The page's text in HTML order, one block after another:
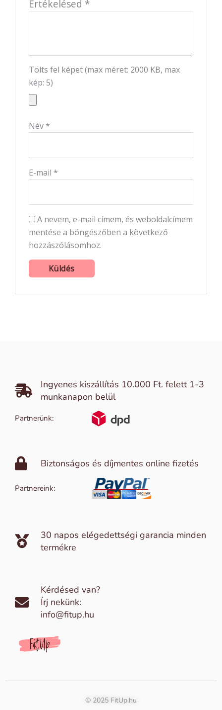
Értékelésed *
Tölts fel képet (max méret: 2000 KB, max
kép: 5)
Név *
E-mail *
A nevem, e-mail címem, és weboldalcímem
mentése a böngészőben a következő
hozzászólásomhoz.
Ingyenes kiszállítás 10.000 Ft. felett 1-3
munkanapon belül
Partnerünk:
Biztonságos és díjmentes online fizetés
Partnereink:
30 napos elégedettségi garancia minden
termékre
Kérdésed van?
Írj nekünk:
info@fitup.hu
© 2025 FitUp.hu